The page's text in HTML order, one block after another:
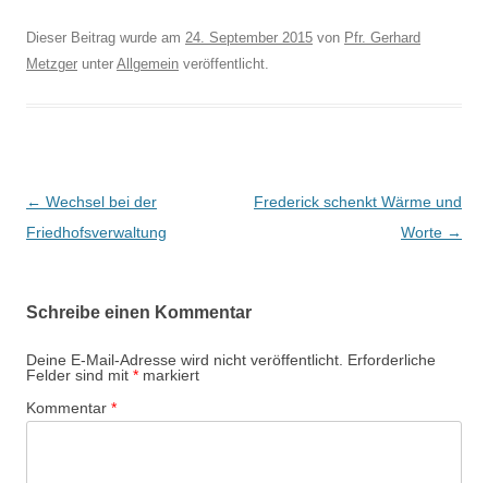
Dieser Beitrag wurde am 24. September 2015 von Pfr. Gerhard
Metzger unter Allgemein veröffentlicht.
Beitragsnavigation
← Wechsel bei der
Friedhofsverwaltung
Frederick schenkt Wärme und
Worte →
Schreibe einen Kommentar
Deine E-Mail-Adresse wird nicht veröffentlicht. Erforderliche
Felder sind mit * markiert
Kommentar *